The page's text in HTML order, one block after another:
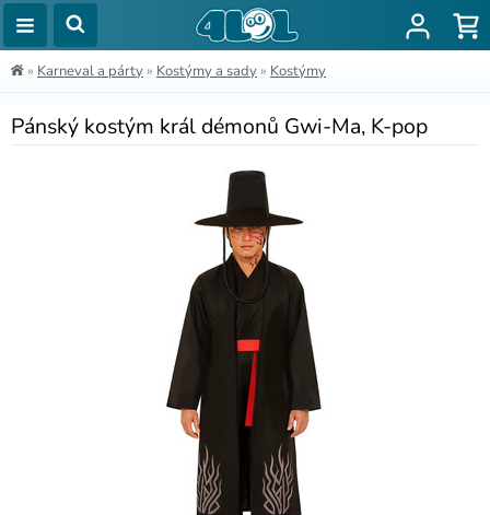
» Karneval a párty » Kostýmy a sady » Kostýmy
Pánský kostým král démonů Gwi-Ma, K-pop